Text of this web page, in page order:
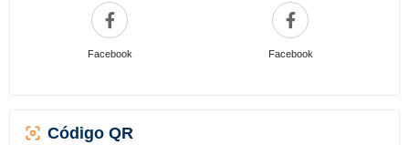
Facebook Facebook
Código QR